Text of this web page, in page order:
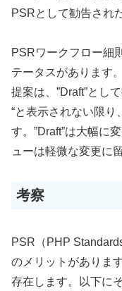
PSRとして勧告され
PSRワークフロー細
テータスがあります
提案は、”Draft”とし
“と表示されない限り
す。”Draft”は大幅に
ューは軽微な変更に
考察
PSR（PHP
のメリットがありま
存在します。以下に